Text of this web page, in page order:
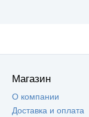
Магазин
О компании
Доставка и оплата